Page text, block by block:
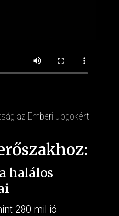
az Emberi Jogokért
halálos
280 millió